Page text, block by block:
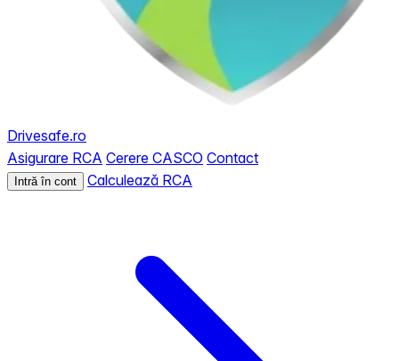
Drivesafe.ro
Asigurare RCA Cerere CASCO Contact
Intră în cont Calculează RCA